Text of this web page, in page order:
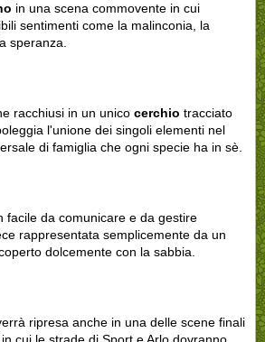
in una scena commovente in cui
sentimenti come la malinconia, la
speranza.
racchiusi in un unico cerchio tracciato
l'unione dei singoli elementi nel
di famiglia che ogni specie ha in sè.
facile da comunicare e da gestire
rappresentata semplicemente da un
dolcemente con la sabbia.
ripresa anche in una delle scene finali